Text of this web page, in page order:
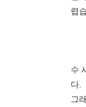
렵
수
다.
그